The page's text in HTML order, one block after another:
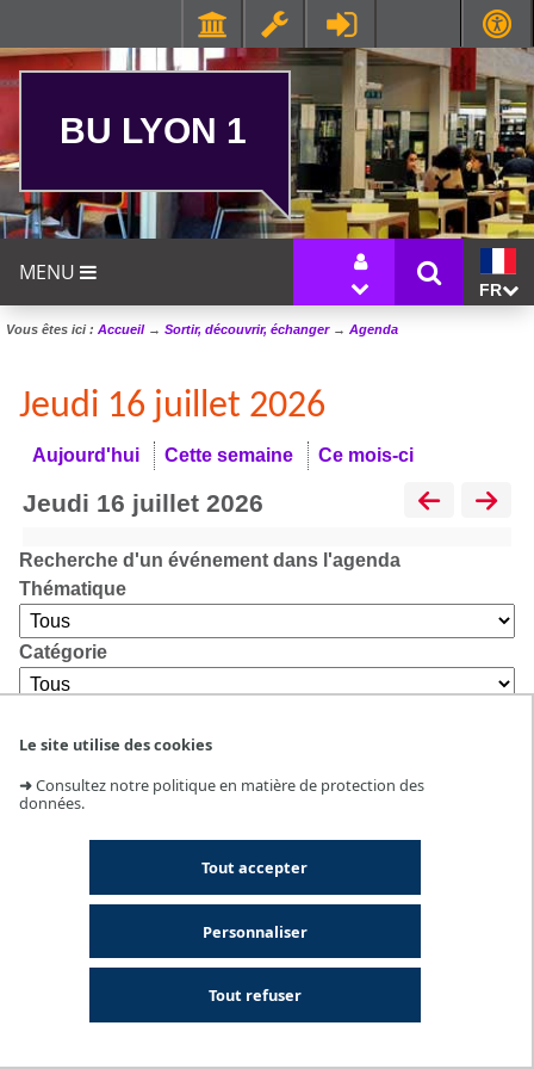
Le site utilise des cookies
➜Consultez notre politique en matière de protection des
données.
Tout accepter
Tout refuser
Personnaliser
BU LYON 1
MENU
FR
Vous êtes ici : Accueil→ Sortir, découvrir, échanger→ Agenda
Jeudi 16 juillet 2026
Aujourd'hui Cette semaine Ce mois-ci
jeudi 16 juillet 2026
Recherche d'un événement dans l'agenda
Thématique
Catégorie